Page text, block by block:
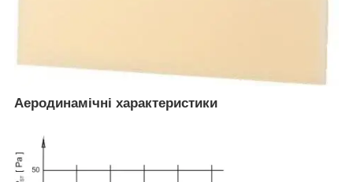
Аеродинамічні характеристики